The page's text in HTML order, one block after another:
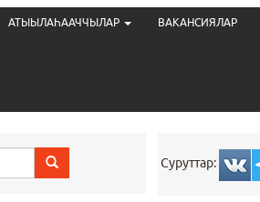
АТЫЫЛАҺААЧЧЫЛАР ВАКАНСИЯЛАР
Суруттар: